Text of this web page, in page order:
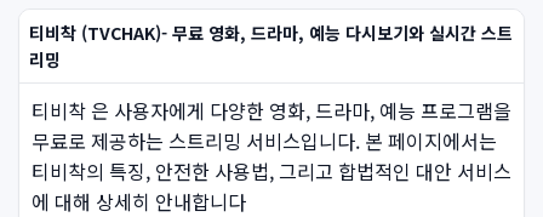
티비착 (TVCHAK)- 무료 영화, 드라마, 예능 다시보기와 실시간 스트
리밍
티비착 은 사용자에게 다양한 영화, 드라마, 예능 프로그램을
무료로 제공하는 스트리밍 서비스입니다. 본 페이지에서는
티비착의 특징, 안전한 사용법, 그리고 합법적인 대안 서비스
에 대해 상세히 안내합니다